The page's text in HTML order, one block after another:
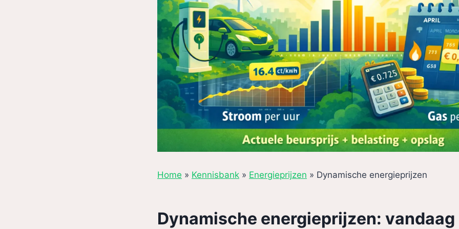
Home » Kennisbank » Energieprijzen » Dynamische energieprijzen
Dynamische energieprijzen: vandaag